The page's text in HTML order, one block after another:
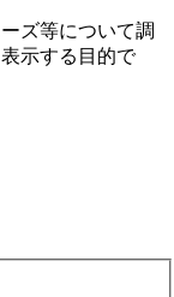
ズ等について調
⽰する⽬的で